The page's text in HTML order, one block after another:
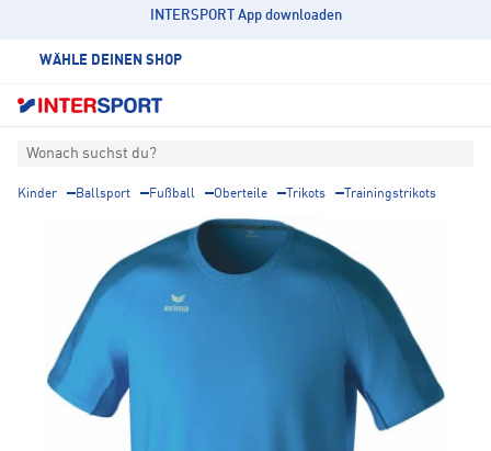
INTERSPORT App downloaden
WÄHLE DEINEN SHOP
Wonach suchst du?
Kinder Ballsport Fußball Oberteile Trikots Trainingstrikots